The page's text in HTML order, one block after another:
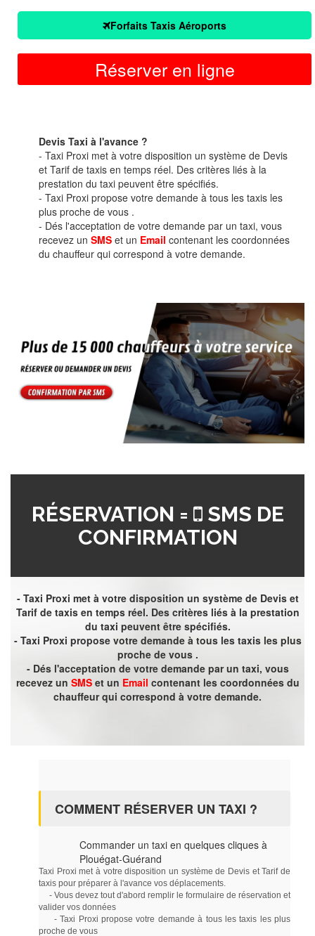
Forfaits Taxis Aéroports
Réserver en ligne
Devis Taxi à l'avance ?
- Taxi Proxi met à votre disposition un système de Devis
et Tarif de taxis en temps réel. Des critères liés à la
prestation du taxi peuvent être spécifiés.
- Taxi Proxi propose votre demande à tous les taxis les
plus proche de vous .
- Dés l'acceptation de votre demande par un taxi, vous
recevez un SMS et un Email contenant les coordonnées
du chauffeur qui correspond à votre demande.
RÉSERVATION =
SMS DE
CONFIRMATION
- Taxi Proxi met à votre disposition un système de Devis et
Tarif de taxis en temps réel. Des critères liés à la prestation
du taxi peuvent être spécifiés.
- Taxi Proxi propose votre demande à tous les taxis les plus
proche de vous .
- Dés l'acceptation de votre demande par un taxi, vous
recevez un SMSet un Email contenant les coordonnées du
chauffeur qui correspond à votre demande.
COMMENT RÉSERVER UN TAXI ?
Commander un taxi en quelques cliques à
Plouégat-Guérand
Taxi Proxi met à votre disposition un système de Devis et Tarif de
taxis pour préparer à l'avance vos déplacements.
- Vous devez tout d'abord remplir le formulaire de réservation et
valider vos données
- Taxi Proxi propose votre demande à tous les taxis les plus
proche de vous